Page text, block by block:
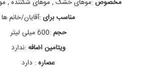
,
h
a
m
p
مخصوص:موهای خشک , موهای شکننده ,
مناسب برای:آقایان/خانم ها
حجم:600 میلی لیتر
ویتامین اضافه:ندارد
عصاره: دارد